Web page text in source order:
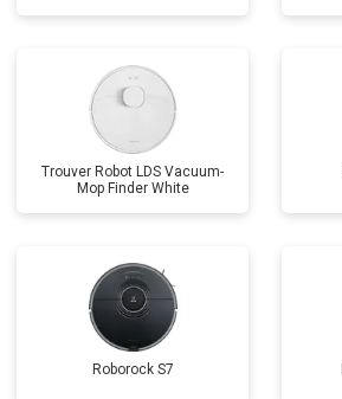
Trouver Robot LDS Vacuum-
Mop Finder White
Roborock S7